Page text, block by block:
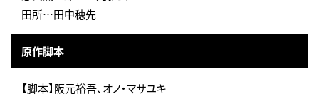
田所…田中穂先
原作脚本
【脚本】阪元裕吾、オノ・マサユキ